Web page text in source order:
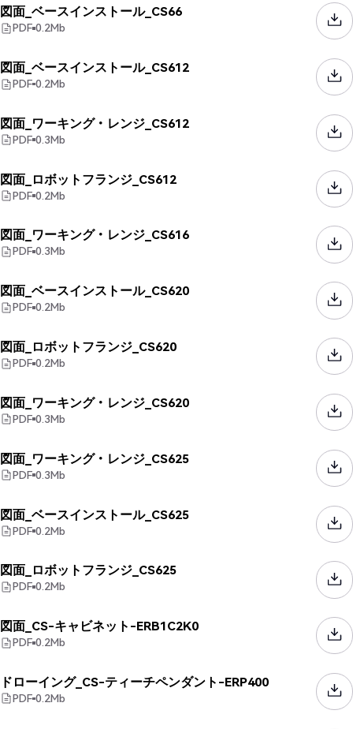
図面_ベースインストール_CS66
PDF 0.2Mb
図面_ベースインストール_CS612
PDF 0.2Mb
図面_ワーキング・レンジ_CS612
PDF 0.3Mb
図面_ロボットフランジ_CS612
PDF 0.2Mb
図面_ワーキング・レンジ_CS616
PDF 0.3Mb
図面_ベースインストール_CS620
PDF 0.2Mb
図面_ロボットフランジ_CS620
PDF 0.2Mb
図面_ワーキング・レンジ_CS620
PDF 0.3Mb
図面_ワーキング・レンジ_CS625
PDF 0.3Mb
図面_ベースインストール_CS625
PDF 0.2Mb
図面_ロボットフランジ_CS625
PDF 0.2Mb
図面_CS-キャビネット-ERB1C2K0
PDF 0.2Mb
ドローイング_CS-ティーチペンダント-ERP400
PDF 0.2Mb